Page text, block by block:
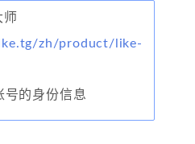
师
zh/product/like-
号的身份信息